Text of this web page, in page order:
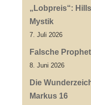
„Lobpreis“:
Mystik
7. Juli 2026
Falsche
8. Juni 2026
Die
Markus 16